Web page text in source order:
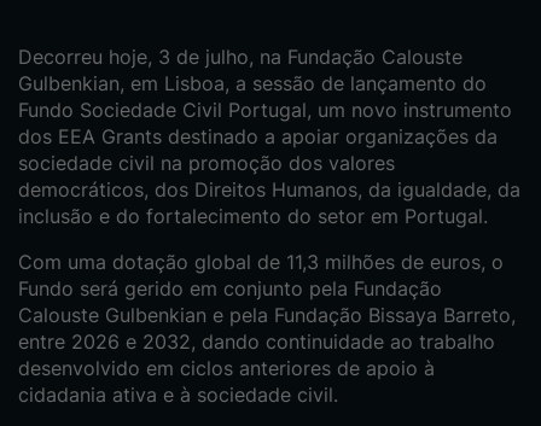
Decorreu hoje, 3 de julho, na Fundação Calouste
Gulbenkian, em Lisboa, a sessão de lançamento do
Fundo Sociedade Civil Portugal, um novo instrumento
dos EEA Grants destinado a apoiar organizações da
sociedade civil na promoção dos valores
democráticos, dos Direitos Humanos, da igualdade, da
inclusão e do fortalecimento do setor em Portugal.
Com uma dotação global de 11,3 milhões de euros, o
Fundo será gerido em conjunto pela Fundação
Calouste Gulbenkian e pela Fundação Bissaya Barreto,
entre 2026 e 2032, dando continuidade ao trabalho
desenvolvido em ciclos anteriores de apoio à
cidadania ativa e à sociedade civil.